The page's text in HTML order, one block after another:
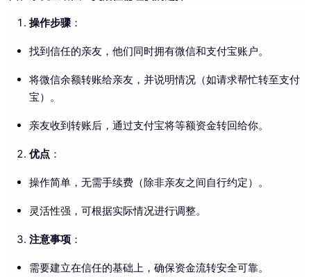
操作步骤：
找到信任的亲友，他们同时拥有微信和支付宝账户。
将微信余额转账给亲友，并说明情况（如请求帮忙转至支付
宝）。
亲友收到转账后，通过支付宝将等额资金转回给你。
优点 ：
操作简单，无需手续费（除非亲友之间自行约定）。
灵活性强，可根据实际情况进行调整。
注意事项 ：
需要建立在信任的基础上，确保资金流转安全可靠。